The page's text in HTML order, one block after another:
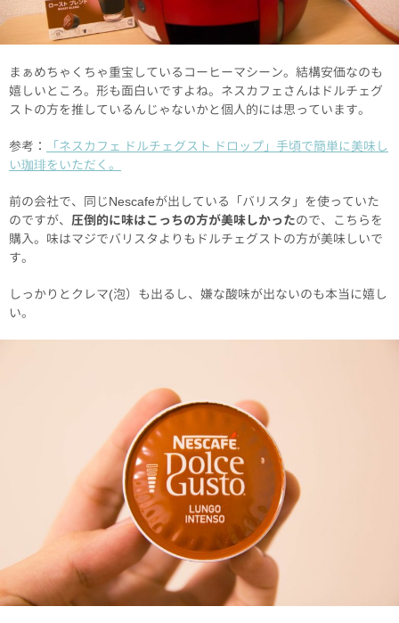
まぁめちゃくちゃ重宝しているコーヒーマシーン。結構安価なのも
嬉しいところ。形も面白いですよね。ネスカフェさんはドルチェグ
ストの方を推しているんじゃないかと個人的には思っています。
参考：
「ネスカフェ ドルチェグスト ドロップ」手頃で簡単に美味し
い珈琲をいただく。
前の会社で、同じNescafeが出している「バリスタ」を使っていた
のですが、 圧倒的に味はこっちの方が美味しかったので、こちらを
購入。味はマジでバリスタよりもドルチェグストの方が美味しいで
す。
しっかりとクレマ(泡）も出るし、嫌な酸味が出ないのも本当に嬉し
い。